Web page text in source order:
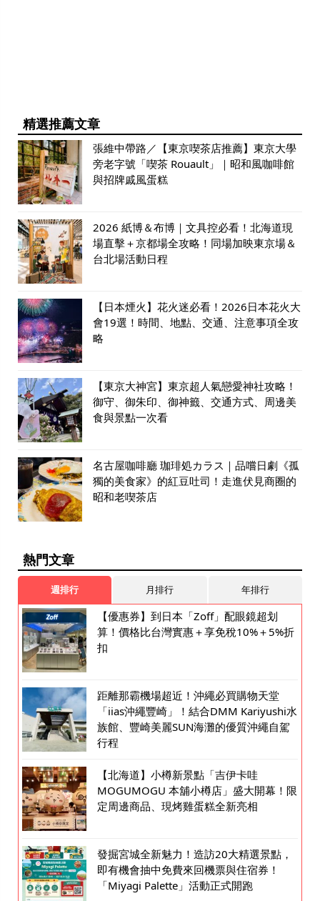
精選推薦文章
張維中帶路／【東京喫茶店推薦】東京大學
旁老字號「喫茶 Rouault」｜昭和風咖啡館
與招牌戚風蛋糕
2026 紙博＆布博｜文具控必看！北海道現
場直擊＋京都場全攻略！同場加映東京場＆
台北場活動日程
【日本煙火】花火迷必看！2026日本花火大
會19選！時間、地點、交通、注意事項全攻
略
【東京大神宮】東京超人氣戀愛神社攻略！
御守、御朱印、御神籤、交通方式、周邊美
食與景點一次看
名古屋咖啡廳 珈琲処カラス｜品嚐日劇《孤
獨的美食家》的紅豆吐司！走進伏見商圈的
昭和老喫茶店
熱門文章
週排行 月排行 年排行
【優惠券】到日本「Zoff」配眼鏡超划
算！價格比台灣實惠＋享免稅10%＋5%折
扣
距離那霸機場超近！沖繩必買購物天堂
「iias沖繩豐崎」！結合DMM Kariyushi水
族館、豐崎美麗SUN海灘的優質沖繩自駕
行程
【北海道】小樽新景點「吉伊卡哇
MOGUMOGU 本舖小樽店」盛大開幕！限
定周邊商品、現烤雞蛋糕全新亮相
發掘宮城全新魅力！造訪20大精選景點，
即有機會抽中免費來回機票與住宿券！
「Miyagi Palette」活動正式開跑